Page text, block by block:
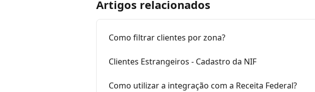
Artigos relacionados
Como filtrar clientes por zona?
Clientes Estrangeiros - Cadastro da NIF
Como utilizar a integração com a Receita Federal?